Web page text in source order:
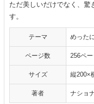
ただ美しいだけでなく、驚
す。
テーマ めった
ページ数 256ペー
サイズ 縦200×
著者 ナショ